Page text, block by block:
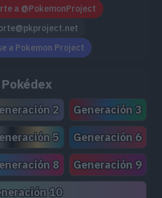
a @PokemonProject
a Pokemon Project
Pokédex
2
Generación 3
5
Generación 6
8
Generación 9
10